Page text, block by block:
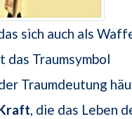
sich auch als
das Traumsymbol
Traumdeutung
, die das Leben